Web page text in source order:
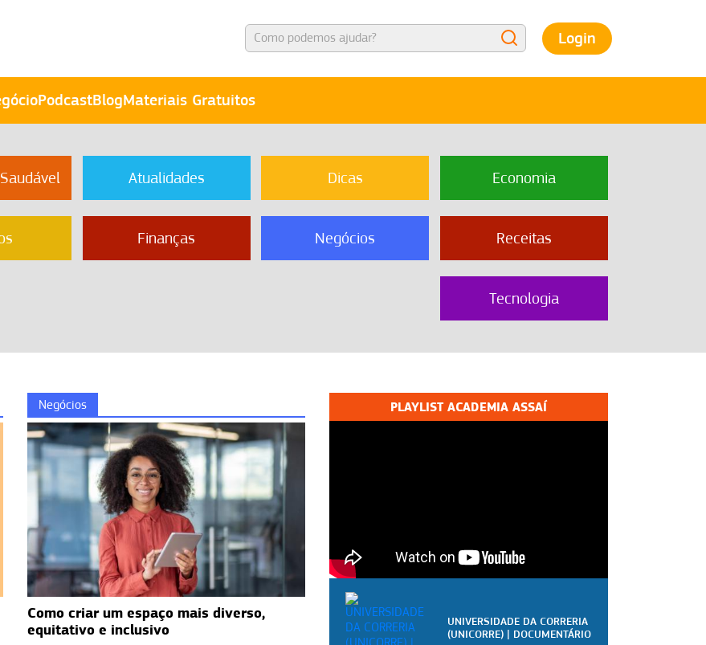
Login
PodcastBlogMateriais Gratuitos
Atualidades Dicas Economia
Finanças Negócios Receitas
Tecnologia
Negócios
Como criar um espaço mais diverso,
equitativo e inclusivo
PLAYLIST ACADEMIA ASSAÍ
UNIVERSIDADE DA CORRERIA
(UNICORRE) | DOCUMENTÁRIO